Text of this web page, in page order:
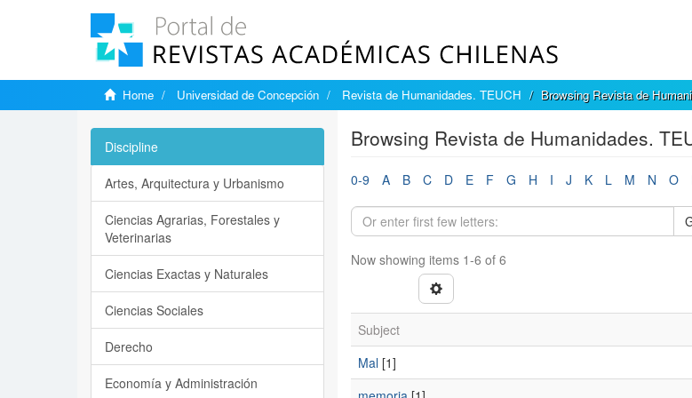
Home Universidad de Concepción Revista de Humanidades. TEUCH Browsing Revista de
Browsing Revista de Humanidades.
0-9 A B C D E F G H I J K L M N O
Now showing items 1-6 of 6
Subject
Mal[1]
Discipline
Artes, Arquitectura y Urbanismo
Ciencias Agrarias, Forestales y
Veterinarias
Ciencias Exactas y Naturales
Ciencias Sociales
Derecho
Economía y Administración